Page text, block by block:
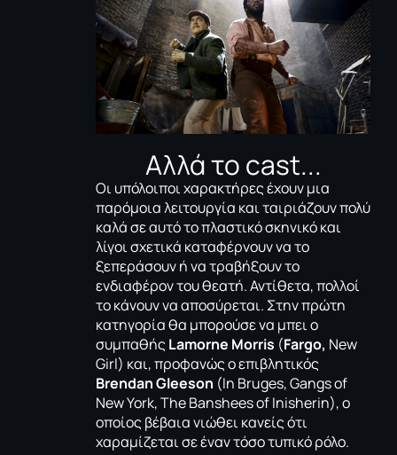
Aλλά το cast...
Οι υπόλοιποι χαρακτήρες έχουν μια
παρόμοια λειτουργία και ταιριάζουν πολύ
καλά σε αυτό το πλαστικό σκηνικό και
λίγοι σχετικά καταφέρνουν να το
ξεπεράσουν ή να τραβήξουν το
ενδιαφέρον του θεατή. Αντίθετα, πολλοί
το κάνουν να αποσύρεται. Στην πρώτη
κατηγορία θα μπορούσε να μπει ο
συμπαθήςLamorne Morris (Fargo, New
Girl) και, προφανώς ο επιβλητικός
Brendan Gleeson (In Bruges, Gangs of
New York,The Banshees of Inisherin), ο
οποίος βέβαια νιώθει κανείς ότι
χαραμίζεται σε έναν τόσο τυπικό ρόλο.